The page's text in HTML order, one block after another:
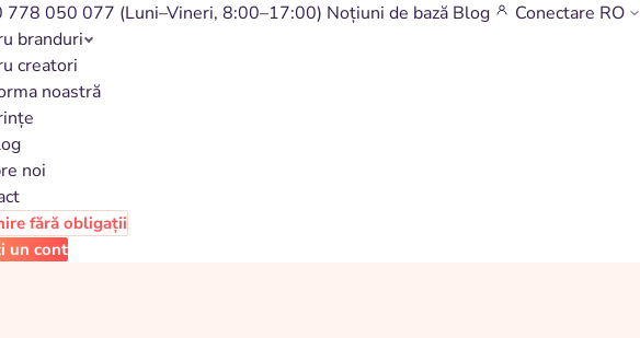
778 050 077 (Luni–Vineri, 8:00–17:00) Noțiuni de bază Blog Conectare RO
branduri
creatori
noastră
noi
fără obligații
un cont